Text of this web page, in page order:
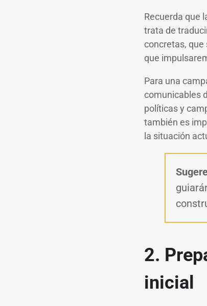
Recuerda que
trata de
concretas, que
que
Para una
comunicables
políticas y
también es
la situación
2.
inicial